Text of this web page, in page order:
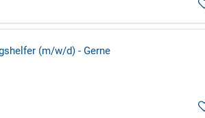
(m/w/d) - Gerne